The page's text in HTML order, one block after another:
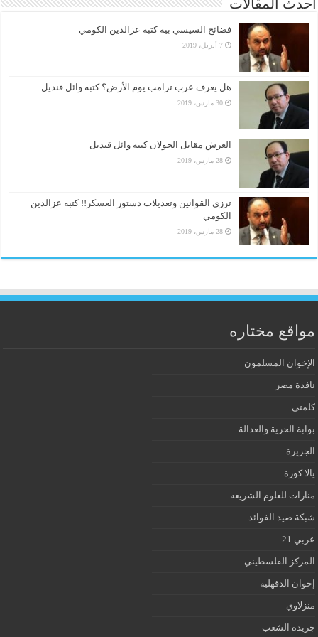
أحدث المقالات
فضائح السيسي بيه كتبه عزالدين الكومي
7 أبريل، 2019
هل يعرف عرب ترامب يوم الأرض؟ كتبه وائل قنديل
30 مارس، 2019
العرش مقابل الجولان كتبه وائل قنديل
28 مارس، 2019
ترزي القوانين وتعديلات دستور العسكر!! كتبه عزالدين
الكومي
28 مارس، 2019
مواقع مختاره
الإخوان المسلمون
نافذة مصر
كلمتي
بوابة الحرية والعدالة
الجزيرة
يالا كورة
منارات للعلوم الشريعه
شبكة صيد الفوائد
عربي 21
المركز الفلسطيني
إخوان الدقهلية
منزلاوي
جريدة الشعب